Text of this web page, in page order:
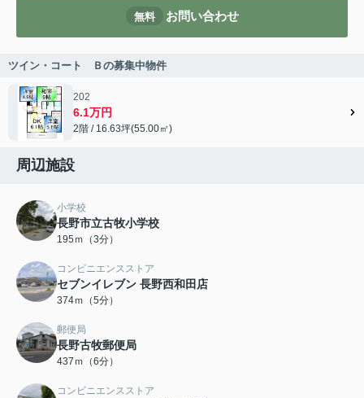
無料 お問い合わせ
ツイン・コート Ｂの募集中物件
202
6.1万円
2階 / 16.63坪(55.00㎡)
周辺施設
小学校
長野市立古牧小学校
195ｍ（3分）
コンビニエンスストア
セブンイレブン 長野西和田店
374ｍ（5分）
郵便局
長野古牧郵便局
437ｍ（6分）
コンビニエンスストア